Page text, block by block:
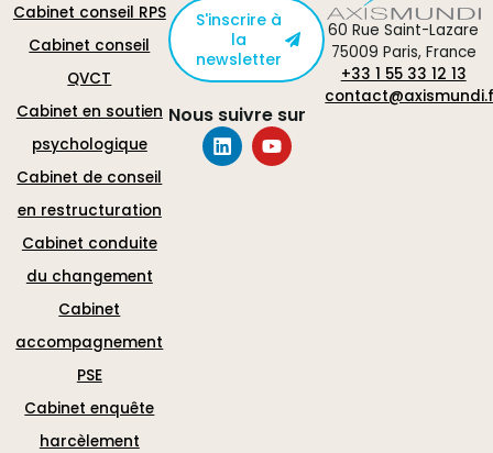
60 Rue Saint-Lazare
75009 Paris, France
+33 1 55 33 12 13
Cabinet conseil RPS
Cabinet conseil
QVCT
Cabinet en soutien
psychologique
Cabinet de conseil
en restructuration
Cabinet conduite
du changement
Cabinet
accompagnement
PSE
Cabinet enquête
harcèlement
S'inscrire à
la
newsletter
Nous suivre sur